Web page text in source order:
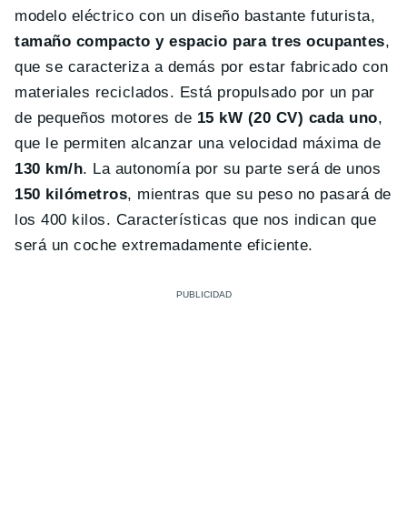
modelo eléctrico con un diseño bastante futurista,
tamaño compacto y espacio para tres ocupantes,
que se caracteriza a demás por estar fabricado con
materiales reciclados. Está propulsado por un par
de pequeños motores de 15 kW (20 CV) cada uno,
que le permiten alcanzar una velocidad máxima de
130 km/h. La autonomía por su parte será de unos
150 kilómetros, mientras que su peso no pasará de
los 400 kilos. Características que nos indican que
será un coche extremadamente eficiente.